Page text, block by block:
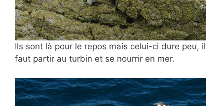
Ils sont là pour le repos mais celui-ci dure peu, il
faut partir au turbin et se nourrir en mer.